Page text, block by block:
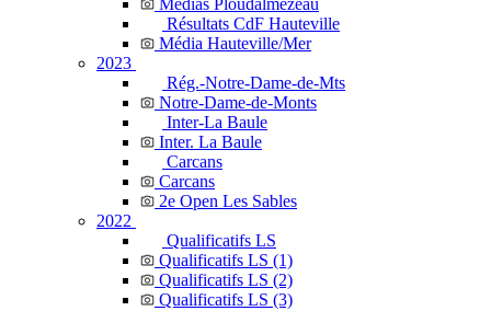
Médias Ploudalmézeau
Résultats CdF Hauteville
Média Hauteville/Mer
2023
Rég.-Notre-Dame-de-Mts
Notre-Dame-de-Monts
Inter-La Baule
Inter. La Baule
Carcans
Carcans
2e Open Les Sables
2022
Qualificatifs LS
Qualificatifs LS (1)
Qualificatifs LS (2)
Qualificatifs LS (3)